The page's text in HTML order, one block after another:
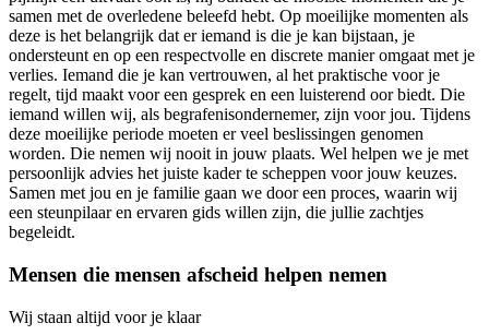
samen met de overledene beleefd hebt. Op moeilijke momenten als
deze is het belangrijk dat er iemand is die je kan bijstaan, je
ondersteunt en op een respectvolle en discrete manier omgaat met je
verlies. Iemand die je kan vertrouwen, al het praktische voor je
regelt, tijd maakt voor een gesprek en een luisterend oor biedt. Die
iemand willen wij, als begrafenisondernemer, zijn voor jou. Tijdens
deze moeilijke periode moeten er veel beslissingen genomen
worden. Die nemen wij nooit in jouw plaats. Wel helpen we je met
persoonlijk advies het juiste kader te scheppen voor jouw keuzes.
Samen met jou en je familie gaan we door een proces, waarin wij
een steunpilaar en ervaren gids willen zijn, die jullie zachtjes
begeleidt.
Mensen die mensen afscheid helpen nemen
Wij staan altijd voor je klaar